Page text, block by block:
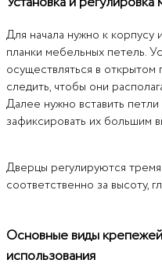
Для начала нужно к корпусу
планки мебельных петель.
осуществляться в
следить, чтобы они
Далее нужно вставить
зафиксировать их большим
Дверцы регулируются
соответственно за высоту,
Основные виды
использования